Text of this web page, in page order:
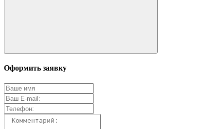
Оформить заявку